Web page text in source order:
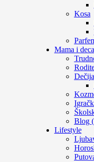
Kosa
Mama i deca
Blog
Lifestyle